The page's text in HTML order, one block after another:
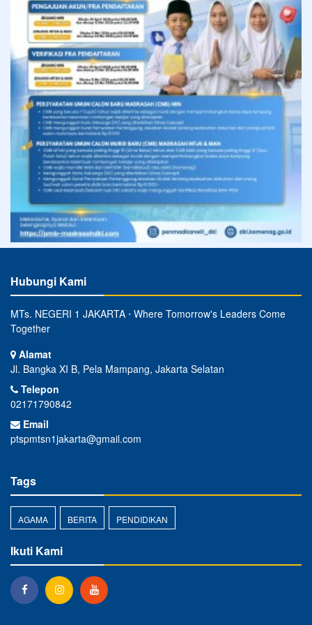
Hubungi Kami
MTs. NEGERI 1 JAKARTA ⋅ Where Tomorrow's Leaders Come
Together
Alamat
Jl. Bangka XI B, Pela Mampang, Jakarta Selatan
Telepon
02171790842
Email
ptspmtsn1jakarta@gmail.com
Tags
AGAMA BERITA PENDIDIKAN
Ikuti Kami